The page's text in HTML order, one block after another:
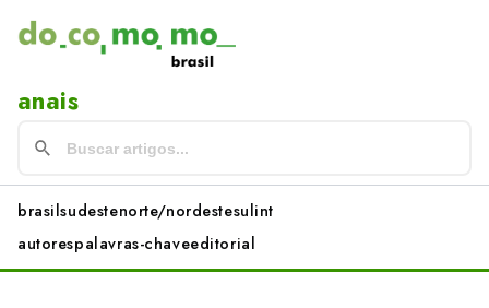
anais
brasilsudestenorte/nordestesulint
autorespalavras-chaveeditorial